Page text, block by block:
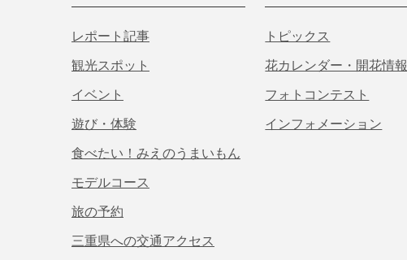
レポート記事
観光スポット
イベント
遊び・体験
食べたい！みえのうまいもん
モデルコース
旅の予約
三重県への交通アクセス
トピックス
花カレンダー・開花情報
フォトコンテスト
インフォメーション